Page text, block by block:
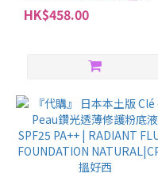
SPF25 PA+++​ | RADIANT
CUSHION FOUNDATION
HK$458.00